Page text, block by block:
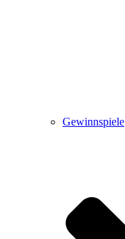
Gewinnspiele